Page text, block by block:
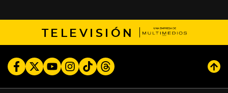
TELEVISIÓN
FacebookTwitterYoutubeInstagram
TikTokThreads